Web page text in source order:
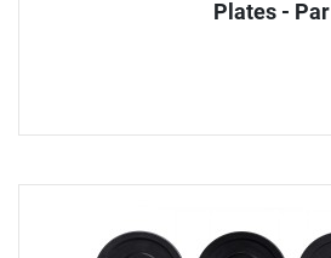
Plates - Par